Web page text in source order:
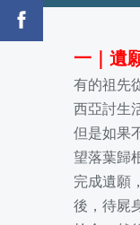
一｜ 遺
有的祖先
西亞討生
但是如果
望落葉歸
完成遺願
後，待屍